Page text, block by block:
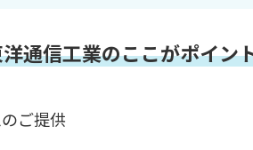
通信工業のここがポイン
ご提供